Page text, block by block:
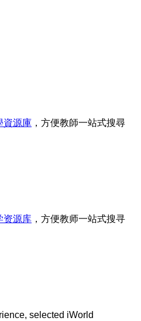
資源庫 ，方便教師一站式搜尋
资源库 ，方便教师一站式搜寻
selected iWorld